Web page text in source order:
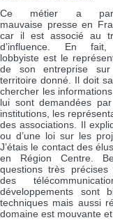
Ce métier a
mauvaise presse en
car il est associé au
d’influence. En
lobbyiste est le
de son entreprise
territoire donné. Il doit
chercher les
lui sont demandées
institutions, les
des associations. Il
ou d’une loi sur les
J’étais le contact des
en Région Centre.
questions très
des
développements sont
techniques mais aussi
domaine est mouvante